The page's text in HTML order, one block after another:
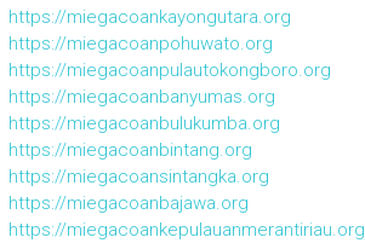
https://miegacoankayongutara.org
https://miegacoanpohuwato.org
https://miegacoanpulautokongboro.org
https://miegacoanbanyumas.org
https://miegacoanbulukumba.org
https://miegacoanbintang.org
https://miegacoansintangka.org
https://miegacoanbajawa.org
https://miegacoankepulauanmerantiriau.org